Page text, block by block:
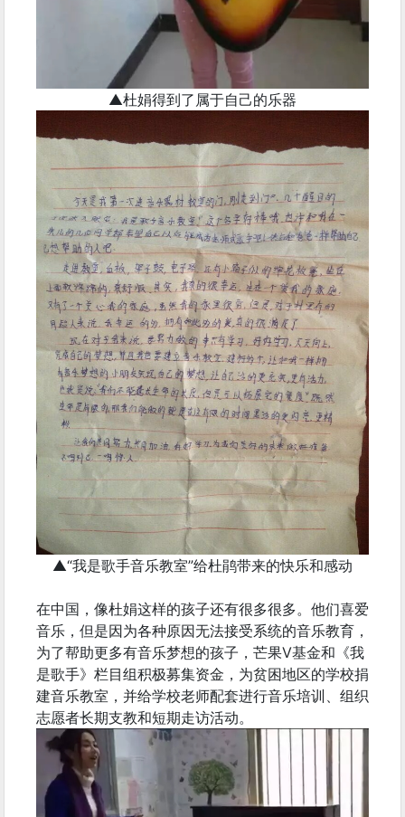
▲杜娟得到了属于自己的乐器
▲“我是歌手音乐教室”给杜鹃带来的快乐和感动
在中国，像杜娟这样的孩子还有很多很多。他们喜爱
音乐，但是因为各种原因无法接受系统的音乐教育，
为了帮助更多有音乐梦想的孩子，芒果V基金和《我
是歌手》栏目组积极募集资金，为贫困地区的学校捐
建音乐教室，并给学校老师配套进行音乐培训、组织
志愿者长期支教和短期走访活动。